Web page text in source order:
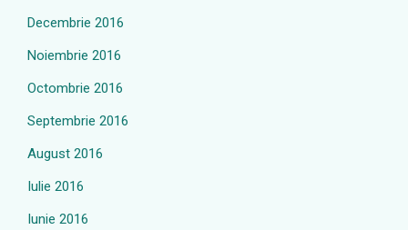
Decembrie 2016
Noiembrie 2016
Octombrie 2016
Septembrie 2016
August 2016
Iulie 2016
Iunie 2016